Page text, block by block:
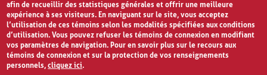
afin de recueillir des statistiques générales et offrir une meilleure
expérience à ses visiteurs. En naviguant sur le site, vous acceptez
l’utilisation de ces témoins selon les modalités spécifiées aux conditions
d’utilisation. Vous pouvez refuser les témoins de connexion en modifiant
vos paramètres de navigation. Pour en savoir plus sur le recours aux
témoins de connexion et sur la protection de vos renseignements
personnels,cliquez ici.